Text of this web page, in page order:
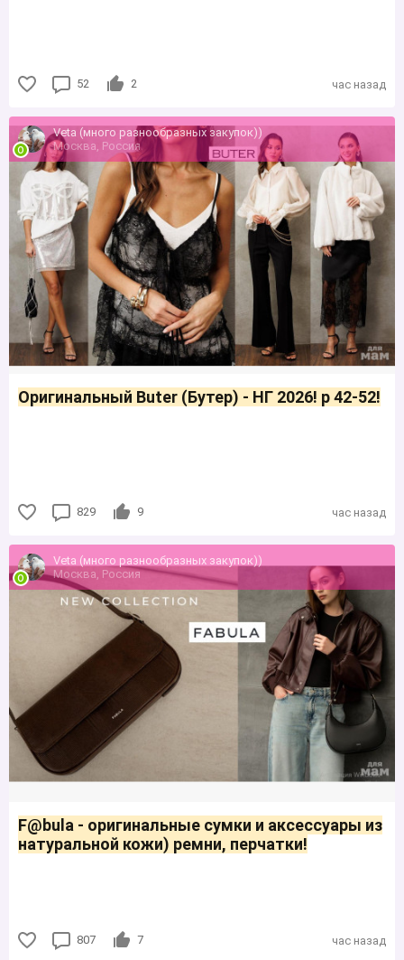
52 2 час назад
Veta (много разнообразных закупок))
Москва, Россия
Оригинальный Buter (Бутер) - НГ 2026! р 42-52!
829 9 час назад
Veta (много разнообразных закупок))
Москва, Россия
F@bulа - оригинальные сумки и аксессуары из
натуральной кожи) ремни, перчатки!
807 7 час назад